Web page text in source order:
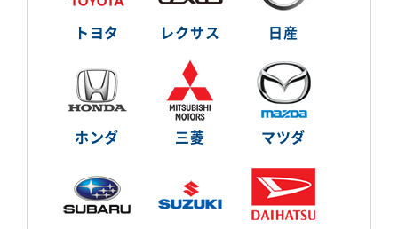
トヨタ レクサス 日産
ホンダ 三菱 マツダ